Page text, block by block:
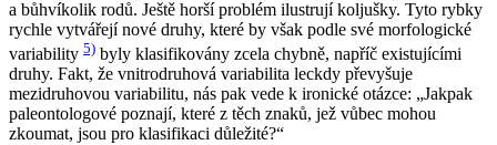
a bůhvíkolik rodů. Ještě horší problém ilustrují koljušky. Tyto rybky
rychle vytvářejí nové druhy, které by však podle své morfologické
variability 5) byly klasifikovány zcela chybně, napříč existujícími
druhy. Fakt, že vnitrodruhová variabilita leckdy převyšuje
mezidruhovou variabilitu, nás pak vede k ironické otázce: „Jakpak
paleontologové poznají, které z těch znaků, jež vůbec mohou
zkoumat, jsou pro klasifikaci důležité?“